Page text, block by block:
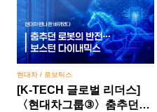
현대차 / 로보틱스
[K-TECH 글로벌 리더스]
〈현대차그룹③〉춤추던